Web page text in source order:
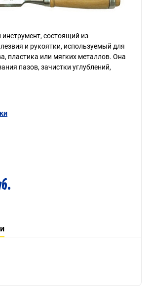
состоящий из
и рукоятки, используемый для
пластика или мягких металлов. Она
пазов, зачистки углублений,